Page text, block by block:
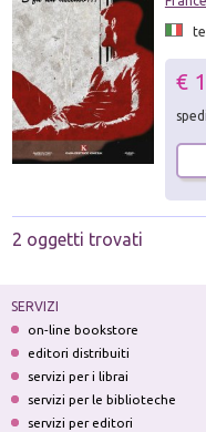
€
2 oggetti trovati
SERVIZI
on-line bookstore
editori distribuiti
servizi per i librai
servizi per le biblioteche
servizi per editori